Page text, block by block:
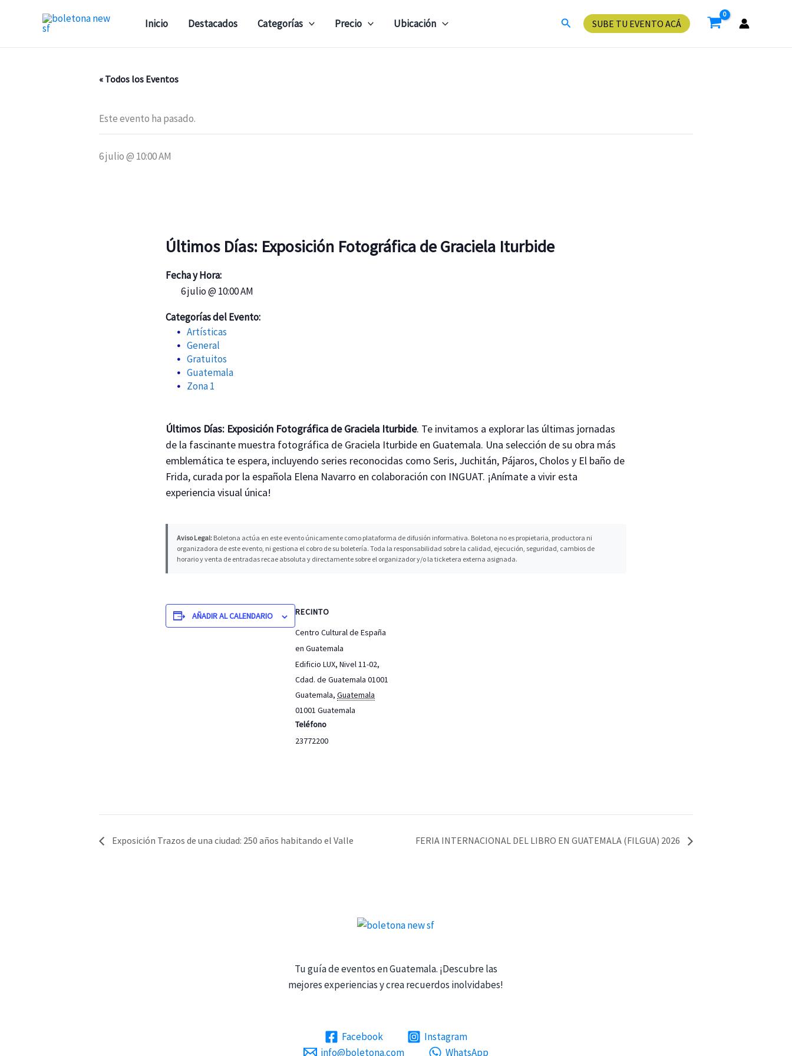
Inicio Destacados Categorías Precio Ubicación Buscar SUBE TU EVENTO ACÁ
« Todos los Eventos
Este evento ha pasado.
6 julio @ 10:00 AM
Últimos Días: Exposición Fotográfica de Graciela Iturbide
Fecha y Hora:
6 julio @ 10:00 AM
Categorías del Evento:
Artísticas
General
Gratuitos
Guatemala
Zona 1
Últimos Días: Exposición Fotográfica de Graciela Iturbide. Te invitamos a explorar las últimas jornadas
de la fascinante muestra fotográfica de Graciela Iturbide en Guatemala. Una selección de su obra más
emblemática te espera, incluyendo series reconocidas como Seris, Juchitán, Pájaros, Cholos y El baño de
Frida, curada por la española Elena Navarro en colaboración con INGUAT. ¡Anímate a vivir esta
experiencia visual única!
Aviso Legal: Boletona actúa en este evento únicamente como plataforma de difusión informativa. Boletona no es propietaria, productora ni
organizadora de este evento, ni gestiona el cobro de su boletería. Toda la responsabilidad sobre la calidad, ejecución, seguridad, cambios de
horario y venta de entradas recae absoluta y directamente sobre el organizador y/o la ticketera externa asignada.
AÑADIR AL CALENDARIO
RECINTO
Centro Cultural de España
en Guatemala
Edificio LUX, Nivel 11-02,
Cdad. de Guatemala 01001
Guatemala, Guatemala
01001 Guatemala
Teléfono
23772200
Exposición Trazos de una ciudad: 250 años habitando el Valle FERIA INTERNACIONAL DEL LIBRO EN GUATEMALA (FILGUA) 2026
Tu guía de eventos en Guatemala. ¡Descubre las
mejores experiencias y crea recuerdos inolvidabes!
Facebook
Instagram
info@boletona.com
WhatsApp